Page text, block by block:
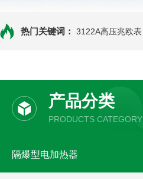
热门关键词： 3122A高压兆欧表
产品分类
PRODUCTS CATEGORY
隔爆型电加热器